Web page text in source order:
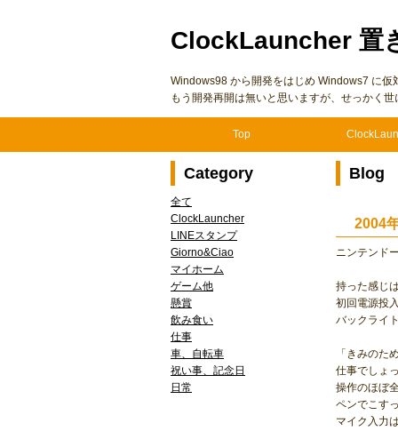
ClockLauncher 置
Windows98 から開発をはじめ Windows7 に
もう開発再開は無いと思いますが、せっかく
Top
Blog
2004
ニンテンド
持った感じ
初回電源投
バックライ
「きみのた
仕事でしょ
操作のほぼ
ペンでこす
マイク入力
Category
全て
ClockLauncher
LINEスタンプ
Giorno&Ciao
マイホーム
ゲーム他
懸賞
飲み食い
仕事
車、自転車
祝い事、記念日
日常